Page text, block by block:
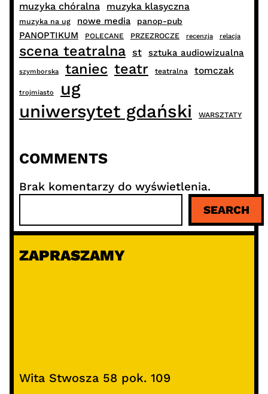
muzyka chóralna muzyka klasyczna
muzyka na ug nowe media panop-pub
PANOPTIKUM POLECANE PRZEZROCZE recenzja relacja
scena teatralna st sztuka audiowizualna
szymborska taniec teatr teatralna tomczak
trojmiasto
ug
uniwersytet gdański
WARSZTATY
COMMENTS
Brak komentarzy do wyświetlenia.
u
a
SEARCH
ZAPRASZAMY
Wita Stwosza 58 pok. 109